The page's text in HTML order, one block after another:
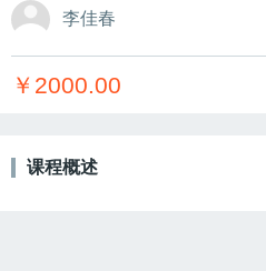
李佳春
￥2000.00
课程概述